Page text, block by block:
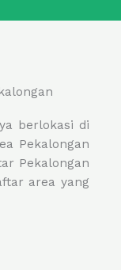
berlokasi di
Pekalongan
Pekalongan
area yang